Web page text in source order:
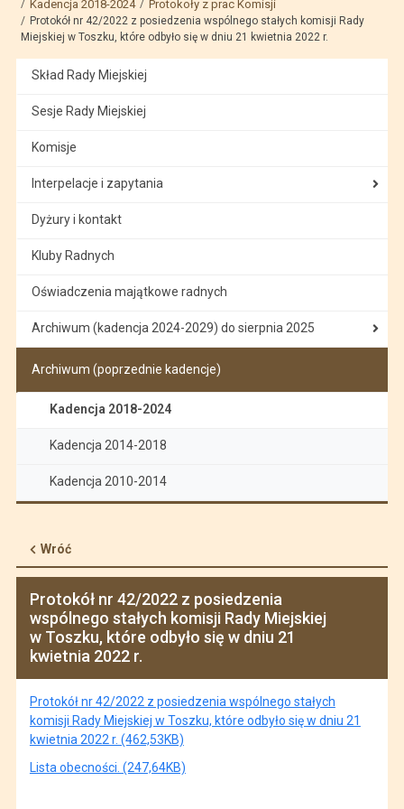
Kadencja 2018-2024
Protokoły z prac Komisji
Protokół nr 42/2022 z posiedzenia wspólnego stałych komisji Rady
Miejskiej w Toszku, które odbyło się w dniu 21 kwietnia 2022 r.
Skład Rady Miejskiej
Sesje Rady Miejskiej
Komisje
Interpelacje i zapytania
Dyżury i kontakt
Kluby Radnych
Oświadczenia majątkowe radnych
Archiwum (kadencja 2024-2029) do sierpnia 2025
Archiwum (poprzednie kadencje)
Kadencja 2018-2024
Kadencja 2014-2018
Kadencja 2010-2014
Wróć
Protokół nr 42/2022 z posiedzenia
wspólnego stałych komisji Rady Miejskiej
w Toszku, które odbyło się w dniu 21
kwietnia 2022 r.
Protokół nr 42/2022 z posiedzenia wspólnego stałych
komisji Rady Miejskiej w Toszku, które odbyło się w dniu 21
kwietnia 2022 r. (462,53KB)
Lista obecności. (247,64KB)